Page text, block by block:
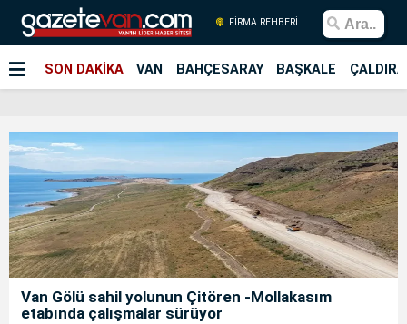
FİRMA REHBERİ
SON DAKİKA VAN BAHÇESARAY BAŞKALE
Van Gölü sahil yolunun Çitören -Mollakasım
etabında çalışmalar sürüyor